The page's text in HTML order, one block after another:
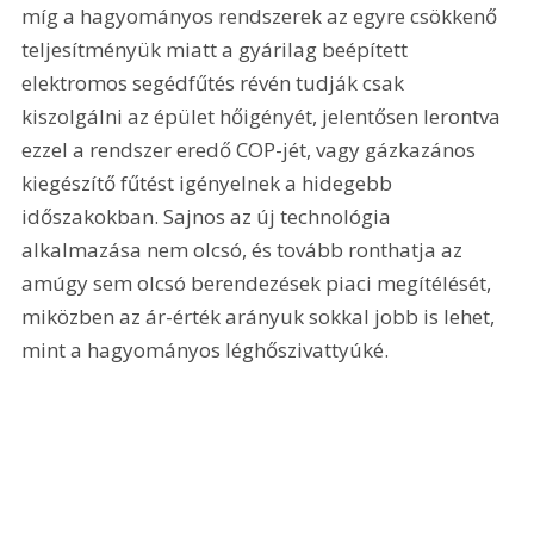
míg a hagyományos rendszerek az egyre csökkenő
teljesítményük miatt a gyárilag beépített
elektromos segédfűtés révén tudják csak
kiszolgálni az épület hőigényét, jelentősen lerontva
ezzel a rendszer eredő COP-jét, vagy gázkazános
kiegészítő fűtést igényelnek a hidegebb
időszakokban. Sajnos az új technológia
alkalmazása nem olcsó, és tovább ronthatja az
amúgy sem olcsó berendezések piaci megítélését,
miközben az ár-érték arányuk sokkal jobb is lehet,
mint a hagyományos léghőszivattyúké.